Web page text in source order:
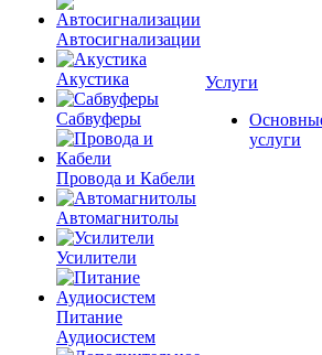
Автосигнализации
Акустика
Сабвуферы
Провода и Кабели
Автомагнитолы
Усилители
Питание
Аудиосистем
Услуги
услуги